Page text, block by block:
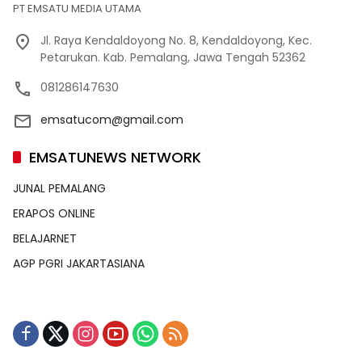
PT EMSATU MEDIA UTAMA
Jl. Raya Kendaldoyong No. 8, Kendaldoyong, Kec.
Petarukan. Kab. Pemalang, Jawa Tengah 52362
081286147630
emsatucom@gmail.com
EMSATUNEWS NETWORK
JUNAL PEMALANG
ERAPOS ONLINE
BELAJARNET
AGP PGRI JAKARTASIANA